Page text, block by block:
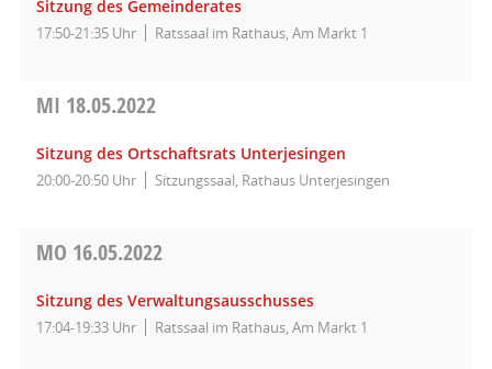
Sitzung des Gemeinderates
17:50-21:35 Uhr Ratssaal im Rathaus, Am Markt 1
MI 18.05.2022
Sitzung des Ortschaftsrats Unterjesingen
20:00-20:50 Uhr Sitzungssaal, Rathaus Unterjesingen
MO 16.05.2022
Sitzung des Verwaltungsausschusses
17:04-19:33 Uhr Ratssaal im Rathaus, Am Markt 1